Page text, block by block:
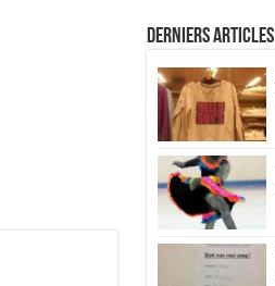
Derniers Articles